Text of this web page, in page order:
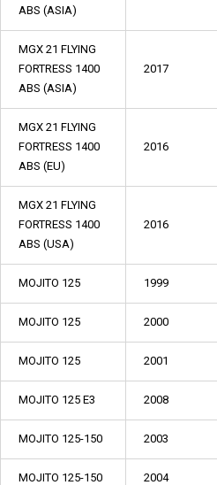
ABS (ASIA)
MGX 21 FLYING
FORTRESS 1400
ABS (ASIA)
2017
MGX 21 FLYING
FORTRESS 1400
ABS (EU)
2016
MGX 21 FLYING
FORTRESS 1400
ABS (USA)
2016
MOJITO 125 1999
MOJITO 125 2000
MOJITO 125 2001
MOJITO 125 E3 2008
MOJITO 125-150 2003
MOJITO 125-150 2004